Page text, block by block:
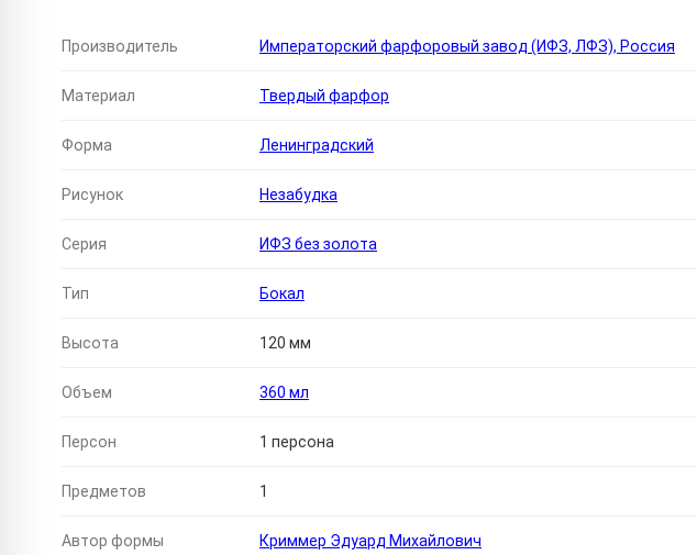
Производитель Императорский фарфоровый завод (ИФЗ, ЛФЗ), Россия
Материал Твердый фарфор
Форма Ленинградский
Рисунок Незабудка
Серия ИФЗ без золота
Тип Бокал
Высота 120 мм
Объем 360 мл
Персон 1 персона
Предметов 1
Автор формы Криммер Эдуард Михайлович